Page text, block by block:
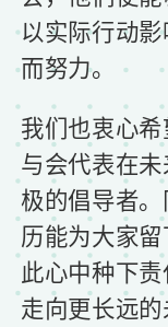
以实际行动
而努力。
我们也衷心
与会代表在
极的倡导者
历能为大家
此心中种下
走向更长远